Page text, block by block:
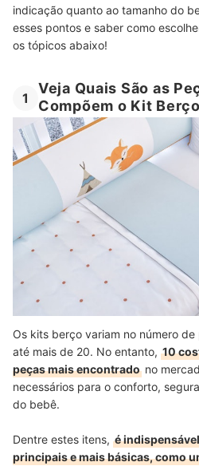
indicação quanto ao tamanho do
esses pontos e saber como
os tópicos abaixo!
1
Veja Quais São as
Compõem o Kit Berço
Os kits berço variam no número
até mais de 20. No entanto, 10
peças mais encontrado no
necessários para o conforto,
do bebê.
Dentre estes itens, é
principais e mais básicas, como